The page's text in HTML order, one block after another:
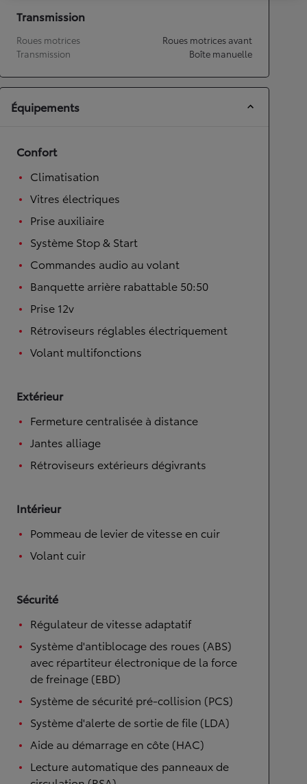
Transmission
Roues motrices
Roues motrices avant
Transmission
Boîte manuelle
Équipements
Confort
Climatisation
Vitres électriques
Prise auxiliaire
Système Stop & Start
Commandes audio au volant
Banquette arrière rabattable 50:50
Prise 12v
Rétroviseurs réglables électriquement
Volant multifonctions
Extérieur
Fermeture centralisée à distance
Jantes alliage
Rétroviseurs extérieurs dégivrants
Intérieur
Pommeau de levier de vitesse en cuir
Volant cuir
Sécurité
Régulateur de vitesse adaptatif
Système d'antiblocage des roues (ABS)
avec répartiteur électronique de la force
de freinage (EBD)
Système de sécurité pré-collision (PCS)
Système d'alerte de sortie de file (LDA)
Aide au démarrage en côte (HAC)
Lecture automatique des panneaux de